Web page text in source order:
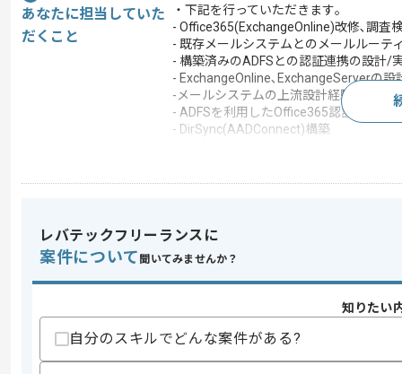
あなたに担当していた
だくこと
・下記を行っていただきます｡
- Office365(ExchangeOnline)改修､調査
- 既存メールシステムとのメールルーテ
- 構築済みのADFSとの認証連携の設計/
- ExchangeOnline､ExchangeServerの
-メールシステムの上流設計経験
- ADFSを利用したOffice365認証連携
- DirSync(AADConnect)構築
この案件のポイント
特徴
スキル
求めるスキル
レバテックフリーランスに
案件について 聞いてみませんか？
知りたい
自分のスキルでどんな案件がある?